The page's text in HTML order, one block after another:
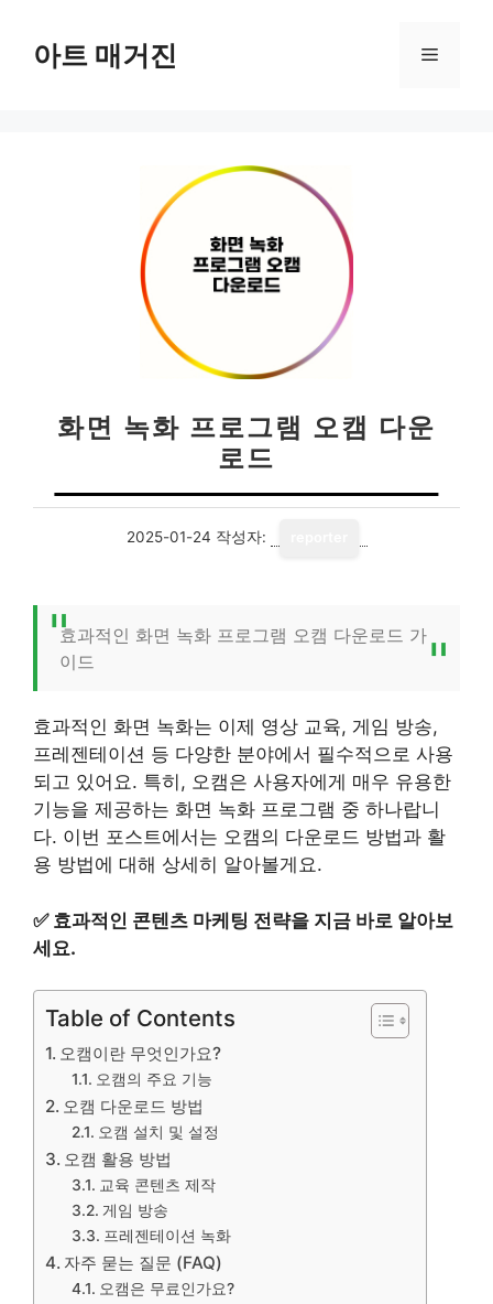
아트 매거진 메
화면 녹화 프로그램 오캠 다운
로드
2025-01-24 작성자:
효과적인 화면 녹화 프로그램 오캠 다운로드 가
이드
효과적인 화면 녹화는 이제 영상 교육, 게임 방송,
프레젠테이션 등 다양한 분야에서 필수적으로 사용
되고 있어요. 특히, 오캠은 사용자에게 매우 유용한
기능을 제공하는 화면 녹화 프로그램 중 하나랍니
다. 이번 포스트에서는 오캠의 다운로드 방법과 활
용 방법에 대해 상세히 알아볼게요.
✅ 효과적인 콘텐츠 마케팅 전략을 지금 바로 알아보
세요.
Table of Contents
오캠이란 무엇인가요?
오캠의 주요 기능
오캠 다운로드 방법
오캠 설치 및 설정
오캠 활용 방법
교육 콘텐츠 제작
게임 방송
프레젠테이션 녹화
자주 묻는 질문 (FAQ)
오캠은 무료인가요?